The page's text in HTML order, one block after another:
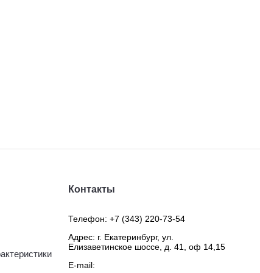
Контакты
Телефон: +7 (343) 220-73-54
Адрес: г. Екатеринбург, ул.
Елизаветинское шоссе, д. 41, оф 14,15
E-mail: